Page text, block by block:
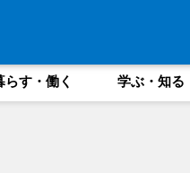
らす・働く 学ぶ・知る